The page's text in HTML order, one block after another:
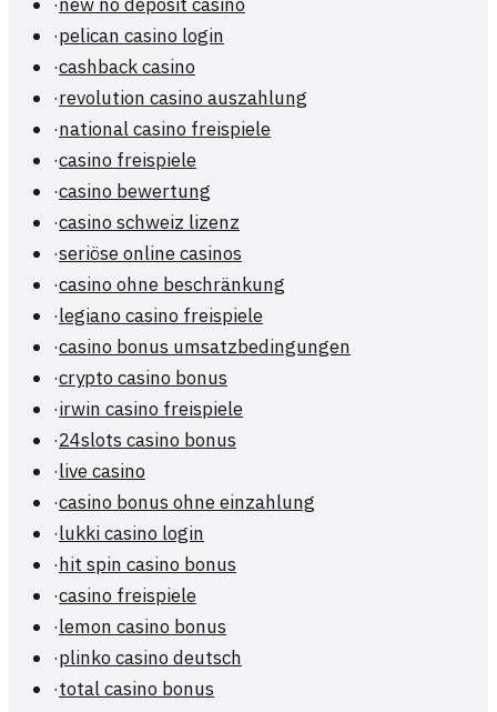
·pelican casino login
·cashback casino
·revolution casino auszahlung
·national casino freispiele
·casino freispiele
·casino bewertung
·casino schweiz lizenz
·seriöse online casinos
·casino ohne beschränkung
·legiano casino freispiele
·casino bonus umsatzbedingungen
·crypto casino bonus
·irwin casino freispiele
·24slots casino bonus
·live casino
·casino bonus ohne einzahlung
·lukki casino login
·hit spin casino bonus
·casino freispiele
·lemon casino bonus
·plinko casino deutsch
·total casino bonus